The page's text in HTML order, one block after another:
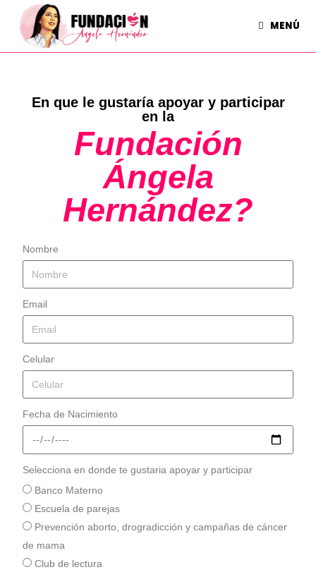
MENÚ
En que le gustaría apoyar y participar
en la
Fundación
Ángela
Hernández?
Nombre
Email
Celular
Fecha de Nacimiento
Selecciona en donde te gustaria apoyar y participar
Banco Materno
Escuela de parejas
Prevención aborto, drogradicción y campañas de cáncer
de mama
Club de lectura